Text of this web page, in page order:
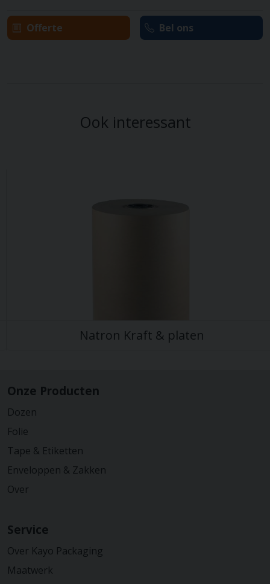
Offerte Bel ons
Ook interessant
Natron Kraft & platen
Onze Producten
Dozen
Folie
Tape & Etiketten
Enveloppen & Zakken
Over
Service
Over Kayo Packaging
Maatwerk